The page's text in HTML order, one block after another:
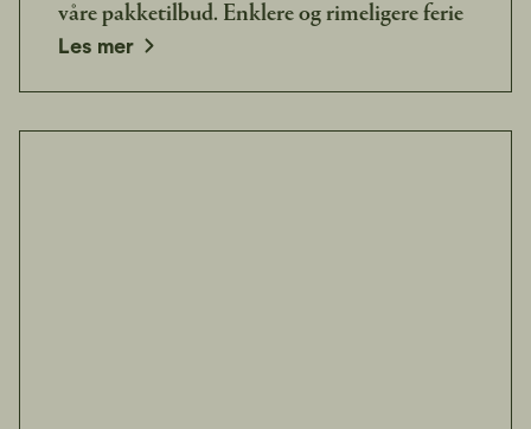
våre pakketilbud. Enklere og rimeligere ferie
Les mer